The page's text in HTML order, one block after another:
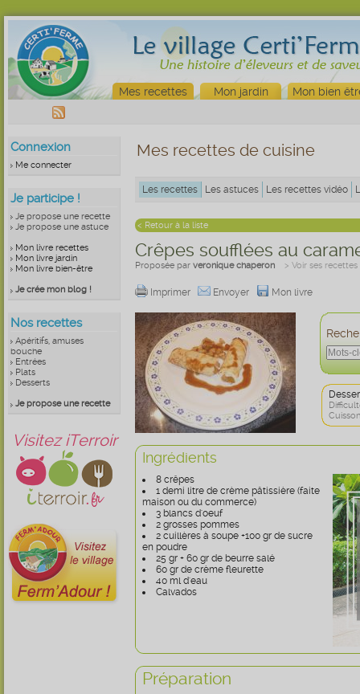
Mes recettes Mon jardin Mon bien
Connexion
Me connecter
Je participe !
Je propose une recette
Je propose une astuce
Mon livre recettes
Mon livre jardin
Mon livre bien-être
Je crée mon blog !
Nos recettes
Apéritifs, amuses
bouche
Entrées
Plats
Desserts
Je propose une recette
Visitez iTerroir
Mes recettes de cuisine
Les recettes Les astuces Les recettes vidéo
< Retour à la liste
Crêpes soufflées au
Proposée par veronique chaperon > Voir ses recettes
Imprimer Envoyer Mon livre
Ingrédients
8 crêpes
1 demi litre de crème pâtissière (faite
maison ou du commerce)
3 blancs d'oeuf
2 grosses pommes
2 cuillères à soupe +100 gr de sucre
en poudre
25 gr + 60 gr de beurre salé
60 gr de crème fleurette
40 ml d'eau
Calvados
Préparation